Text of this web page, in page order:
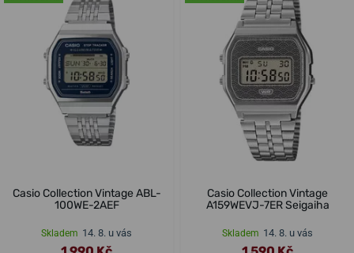
Casio Collection Vintage ABL-
100WE-2AEF
Skladem 14. 8. u vás
Casio Collection Vintage
A159WEVJ-7ER Seigaiha
Skladem 14. 8. u vás